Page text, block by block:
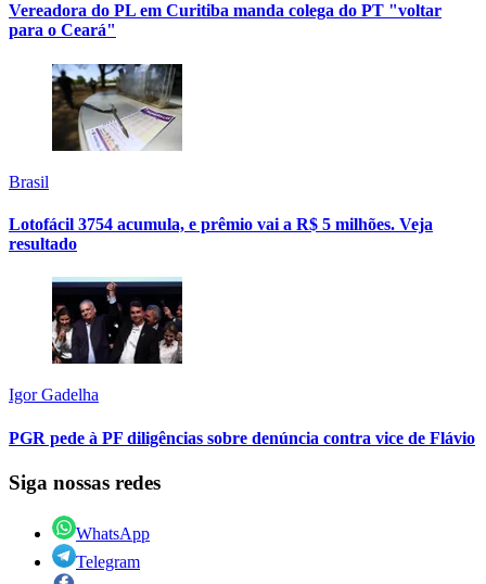
Vereadora do PL em Curitiba manda colega do PT "voltar
para o Ceará"
Brasil
Lotofácil 3754 acumula, e prêmio vai a R$ 5 milhões. Veja
resultado
Igor Gadelha
PGR pede à PF diligências sobre denúncia contra vice de Flávio
Siga nossas redes
WhatsApp
Telegram